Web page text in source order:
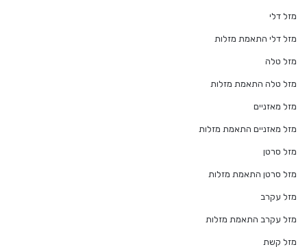
מזל דלי
מזל דלי התאמת מזלות
מזל טלה
מזל טלה התאמת מזלות
מזל מאזניים
מזל מאזניים התאמת מזלות
מזל סרטן
מזל סרטן התאמת מזלות
מזל עקרב
מזל עקרב התאמת מזלות
מזל קשת